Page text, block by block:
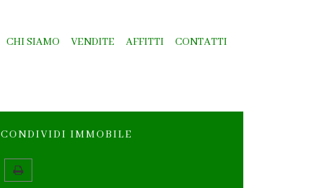
CHI SIAMO VENDITE AFFITTI CONTATTI
CONDIVIDI IMMOBILE